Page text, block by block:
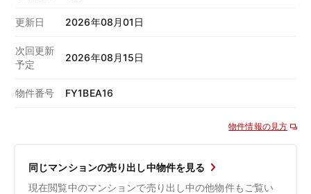
更新日 2026年08月01日
次回更新
予定
2026年08月15日
物件番号 FY1BEA16
物件情報の見方
同じマンションの売り出し中物件を見る
現在閲覧中のマンションで売り出し中の他物件もご覧い